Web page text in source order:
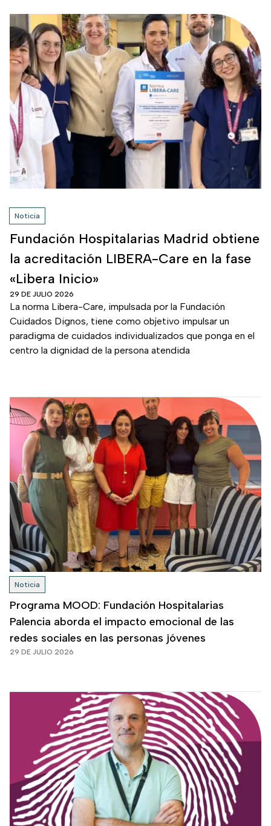
Imagen
Noticia
Fundación Hospitalarias Madrid obtiene
la acreditación LIBERA-Care en la fase
«Libera Inicio»
29 DE JULIO 2026
La norma Libera-Care, impulsada por la Fundación
Cuidados Dignos, tiene como objetivo impulsar un
paradigma de cuidados individualizados que ponga en el
centro la dignidad de la persona atendida
Noticia
Programa MOOD: Fundación Hospitalarias
Palencia aborda el impacto emocional de las
redes sociales en las personas jóvenes
29 DE JULIO 2026